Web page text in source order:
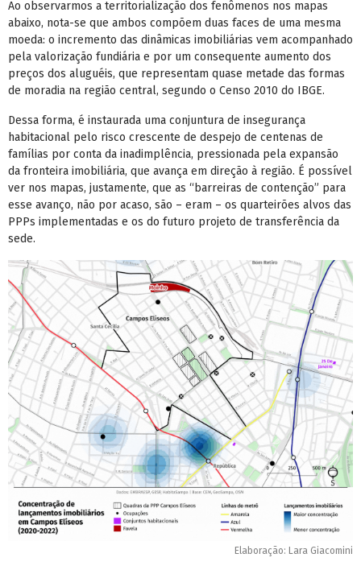
Ao observarmos a territorialização dos fenômenos nos mapas
abaixo, nota-se que ambos compõem duas faces de uma mesma
moeda: o incremento das dinâmicas imobiliárias vem acompanhado
pela valorização fundiária e por um consequente aumento dos
preços dos aluguéis, que representam quase metade das formas
de moradia na região central, segundo o Censo 2010 do IBGE.
Dessa forma, é instaurada uma conjuntura de insegurança
habitacional pelo risco crescente de despejo de centenas de
famílias por conta da inadimplência, pressionada pela expansão
da fronteira imobiliária, que avança em direção à região. É possível
ver nos mapas, justamente, que as “barreiras de contenção” para
esse avanço, não por acaso, são – eram – os quarteirões alvos das
PPPs implementadas e os do futuro projeto de transferência da
sede.
Elaboração: Lara Giacomini